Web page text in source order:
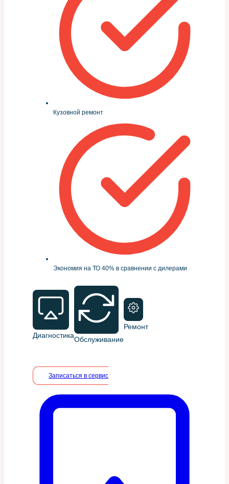
Кузовной ремонт
Экономия на ТО 40% в сравнении с дилерами
ДиагностикаОбслуживание
Ремонт
Записаться в сервис